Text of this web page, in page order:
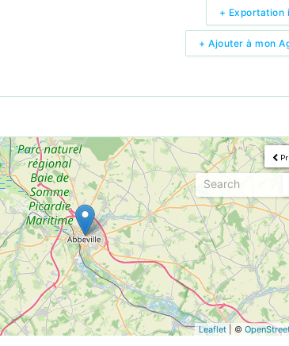
+ Ajouter à mon
+ Exportation
Leaflet| ©